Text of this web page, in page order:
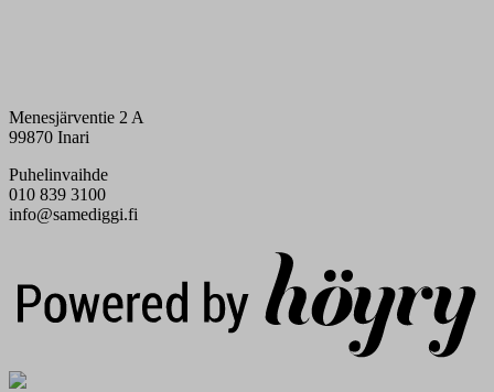
Menesjärventie 2 A
99870 Inari
Puhelinvaihde
010 839 3100
info@samediggi.fi